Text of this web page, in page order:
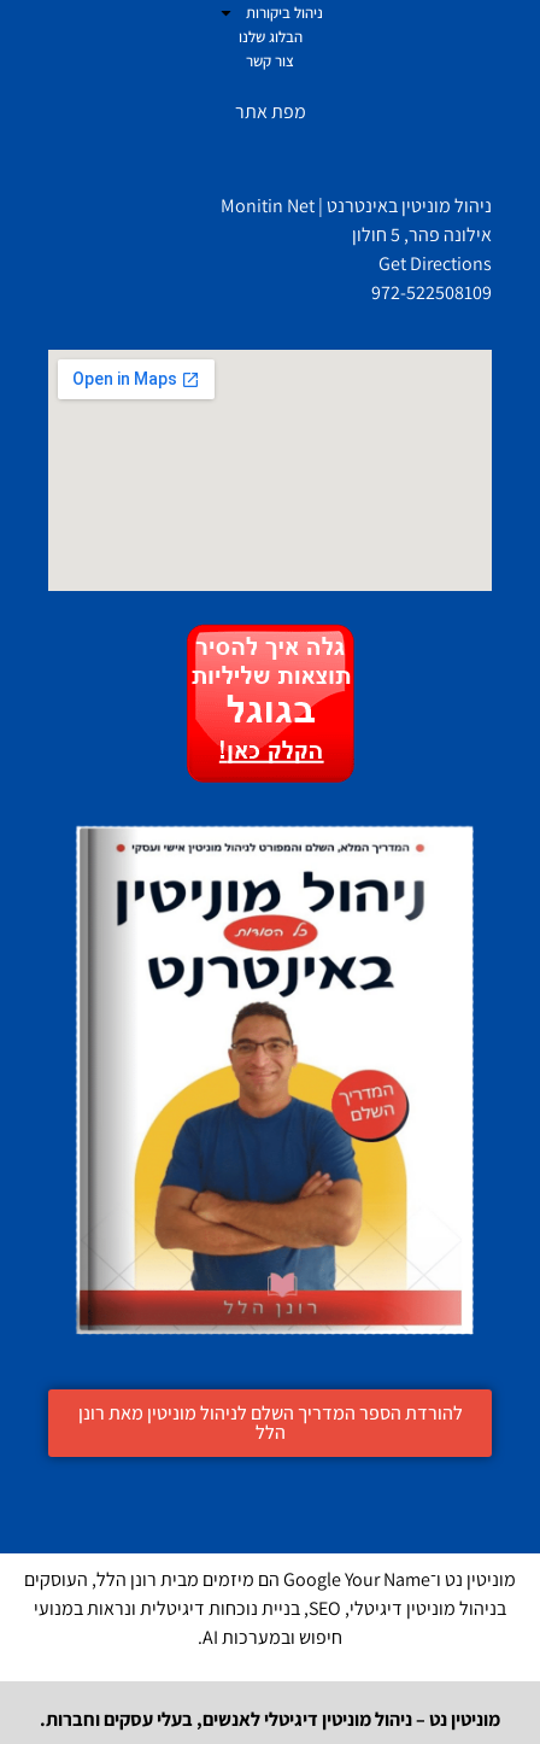
ניהול ביקורות
הבלוג שלנו
צור קשר
מפת אתר
ניהול מוניטין באינטרנט | Monitin Net
אילונה פהר, 5 חולון
Get Directions
972-522508109
להורדת הספר המדריך השלם לניהול מוניטין מאת רונן
הלל
מוניטין נט ו־Google Your Name הם מיזמים מבית רונן הלל, העוסקים
בניהול מוניטין דיגיטלי, SEO, בניית נוכחות דיגיטלית ונראות במנועי
חיפוש ובמערכות AI.
מוניטין נט – ניהול מוניטין דיגיטלי לאנשים, בעלי עסקים וחברות.